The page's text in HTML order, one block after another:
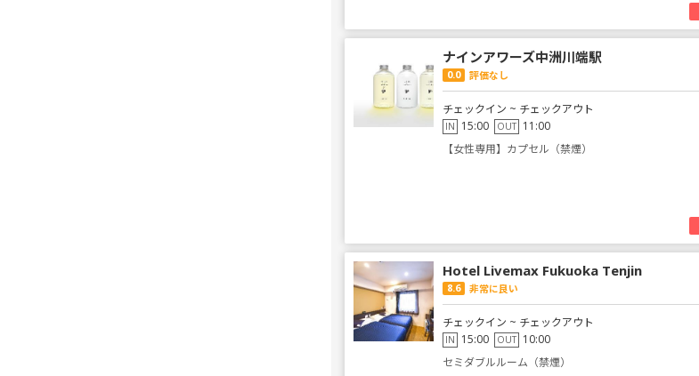
ナインアワーズ中洲川端駅
0.0 評価なし
チェックイン ~ チェックアウト
IN 15:00 OUT 11:00
【女性専用】カプセル（禁煙）
Hotel Livemax Fukuoka Tenjin
8.6 非常に良い
チェックイン ~ チェックアウト
IN 15:00 OUT 10:00
セミダブルルーム（禁煙）